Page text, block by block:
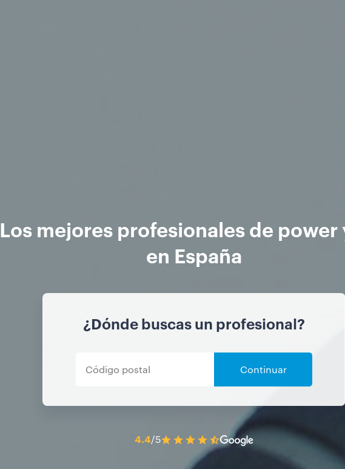
Los mejores profesionales de power
en España
¿Dónde buscas un profesional?
Continuar
4.4/5